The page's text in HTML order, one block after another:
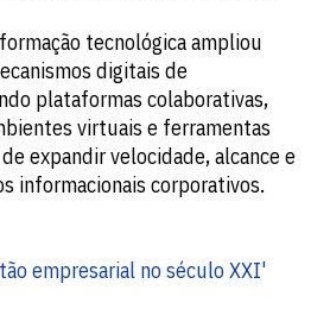
tecnológica ampliou
digitais de
plataformas colaborativas,
virtuais e ferramentas
expandir velocidade, alcance e
informacionais corporativos.
empresarial no século XXI'